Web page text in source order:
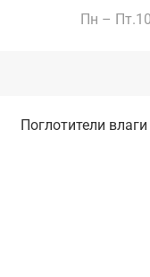
Пн –
Поглотители